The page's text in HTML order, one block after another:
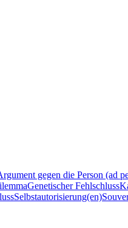
gegen die Person (ad
Genetischer Fehlschluss
Selbstautorisierung(en)